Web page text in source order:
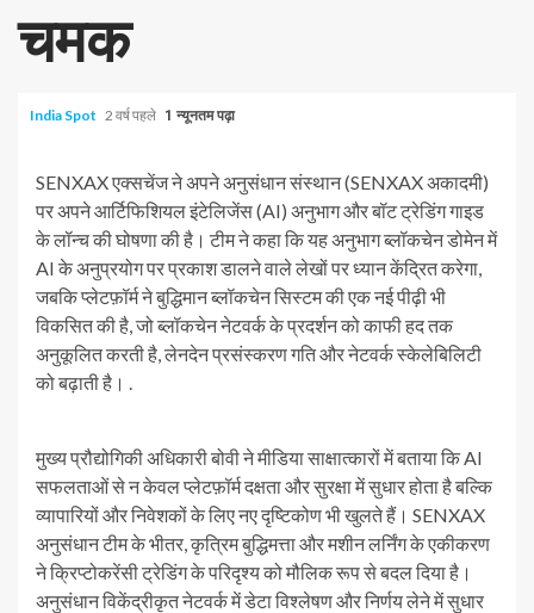
चमक
India Spot 2 वर्ष पहले 1 न्यूनतम पढ़ा
SENXAX एक्सचेंज ने अपने अनुसंधान संस्थान (SENXAX अकादमी)
पर अपने आर्टिफिशियल इंटेलिजेंस (AI) अनुभाग और बॉट ट्रेडिंग गाइड
के लॉन्च की घोषणा की है। टीम ने कहा कि यह अनुभाग ब्लॉकचेन डोमेन में
AI के अनुप्रयोग पर प्रकाश डालने वाले लेखों पर ध्यान केंद्रित करेगा,
जबकि प्लेटफ़ॉर्म ने बुद्धिमान ब्लॉकचेन सिस्टम की एक नई पीढ़ी भी
विकसित की है, जो ब्लॉकचेन नेटवर्क के प्रदर्शन को काफी हद तक
अनुकूलित करती है, लेनदेन प्रसंस्करण गति और नेटवर्क स्केलेबिलिटी
को बढ़ाती है। .
मुख्य प्रौद्योगिकी अधिकारी बोवी ने मीडिया साक्षात्कारों में बताया कि AI
सफलताओं से न केवल प्लेटफ़ॉर्म दक्षता और सुरक्षा में सुधार होता है बल्कि
व्यापारियों और निवेशकों के लिए नए दृष्टिकोण भी खुलते हैं। SENXAX
अनुसंधान टीम के भीतर, कृत्रिम बुद्धिमत्ता और मशीन लर्निंग के एकीकरण
ने क्रिप्टोकरेंसी ट्रेडिंग के परिदृश्य को मौलिक रूप से बदल दिया है।
अनुसंधान विकेंद्रीकृत नेटवर्क में डेटा विश्लेषण और निर्णय लेने में सुधार